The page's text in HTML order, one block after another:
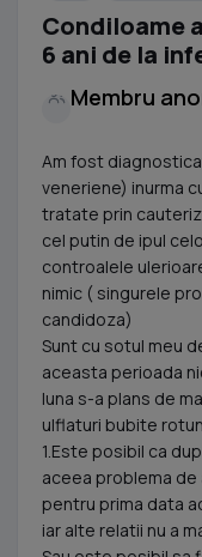
Condiloame
6 ani de la
Membru
Am fost
veneriene) inurma
tratate prin
cel putin de ipul
controalele
nimic ( singurele
candidoza)
Sunt cu sotul meu
aceasta perioada
luna s-a plans de
ulflaturi bubite
1.Este posibil ca
aceea problema de
pentru prima data
iar alte relatii nu a